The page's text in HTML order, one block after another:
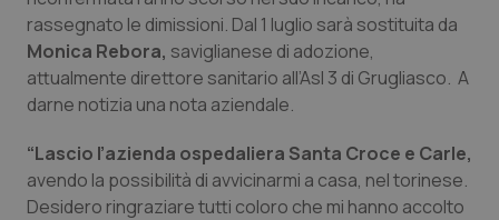
Campania
Emilia-Romagna
Friuli Venezia Giulia
Lazio
Car-T
Colesterolo & coronaropatie
Dermatite Atopica
Diabete & glucometri
rassegnato le dimissioni. Dal 1 luglio sarà sostituita da
Monica Rebora, saviglianese di adozione,
attualmente direttore sanitario all’Asl 3 di Grugliasco. A
darne notizia una nota aziendale.
“Lascio l’azienda ospedaliera Santa Croce e Carle,
avendo la possibilità di avvicinarmi a casa, nel torinese.
Desidero ringraziare tutti coloro che mi hanno accolto